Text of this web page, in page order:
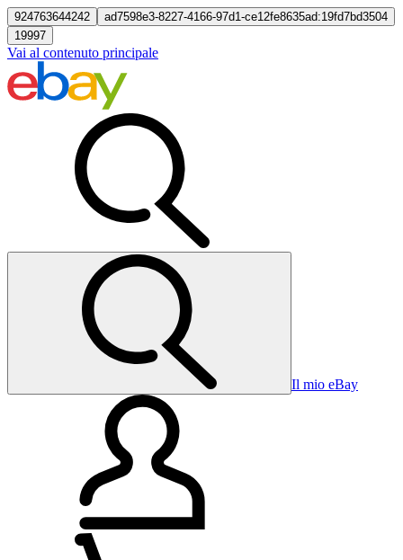
924763644242
ad7598e3-8227-4166-97d1-ce12fe8635ad:19fd7bd3504
19997
Vai al contenuto principale
Il mio eBay